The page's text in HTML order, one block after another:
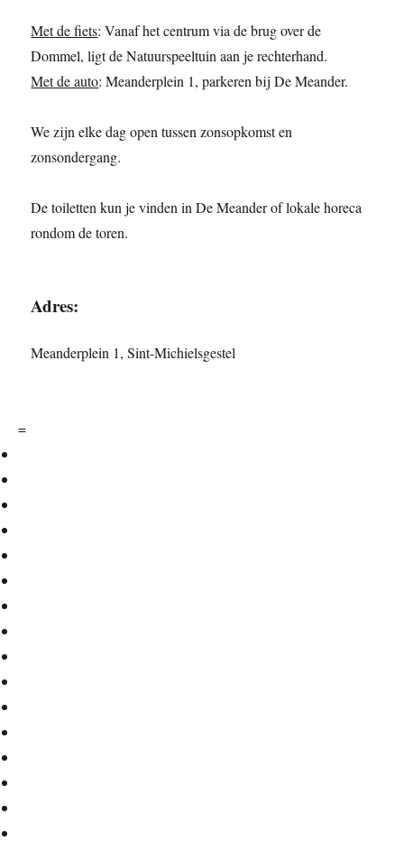
Met de fiets: Vanaf het centrum via de brug over de
Dommel, ligt de Natuurspeeltuin aan je rechterhand.
Met de auto: Meanderplein 1, parkeren bij De Meander.
We zijn elke dag open tussen zonsopkomst en
zonsondergang.
De toiletten kun je vinden in De Meander of lokale horeca
rondom de toren.
Adres:
Meanderplein 1, Sint-Michielsgestel
=